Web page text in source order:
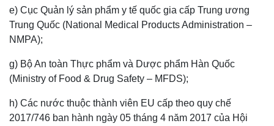
e) Cục Quản lý sản phẩm y tế quốc gia cấp Trung ương
Trung Quốc (National Medical Products Administration –
NMPA);
g) Bộ An toàn Thực phẩm và Dược phẩm Hàn Quốc
(Ministry of Food & Drug Safety – MFDS);
h) Các nước thuộc thành viên EU cấp theo quy chế
2017/746 ban hành ngày 05 tháng 4 năm 2017 của Hội